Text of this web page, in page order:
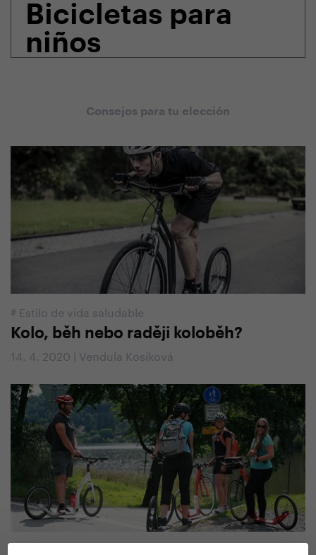
Bicicletas para
niños
Consejos para tu elección
# Estilo de vida saludable
Kolo, běh nebo raději koloběh?
14. 4. 2020 | Vendula Kosíková
#Sugerencias y consejos